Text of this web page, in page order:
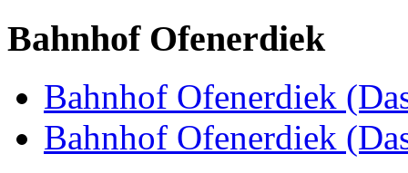
Bahnhof Ofenerdiek
Bahnhof Ofenerdiek
Bahnhof Ofenerdiek